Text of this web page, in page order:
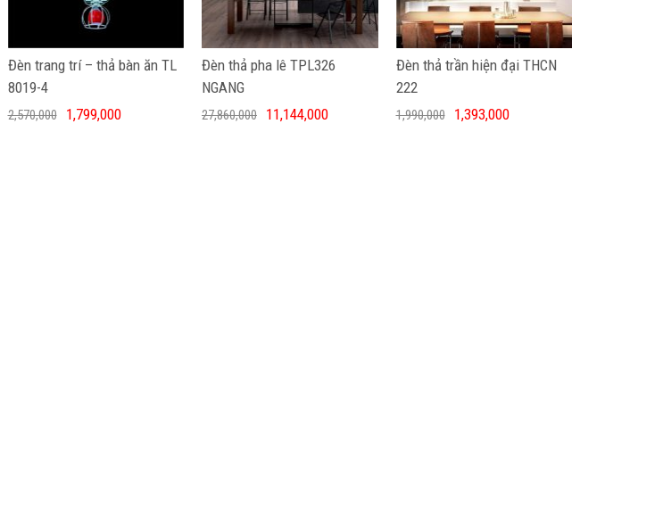
Đèn trang trí – thả bàn ăn TL
8019-4
2,570,000 1,799,000
Đèn thả pha lê TPL326
NGANG
27,860,000 11,144,000
Đèn thả trần hiện đại THCN
222
1,990,000 1,393,000